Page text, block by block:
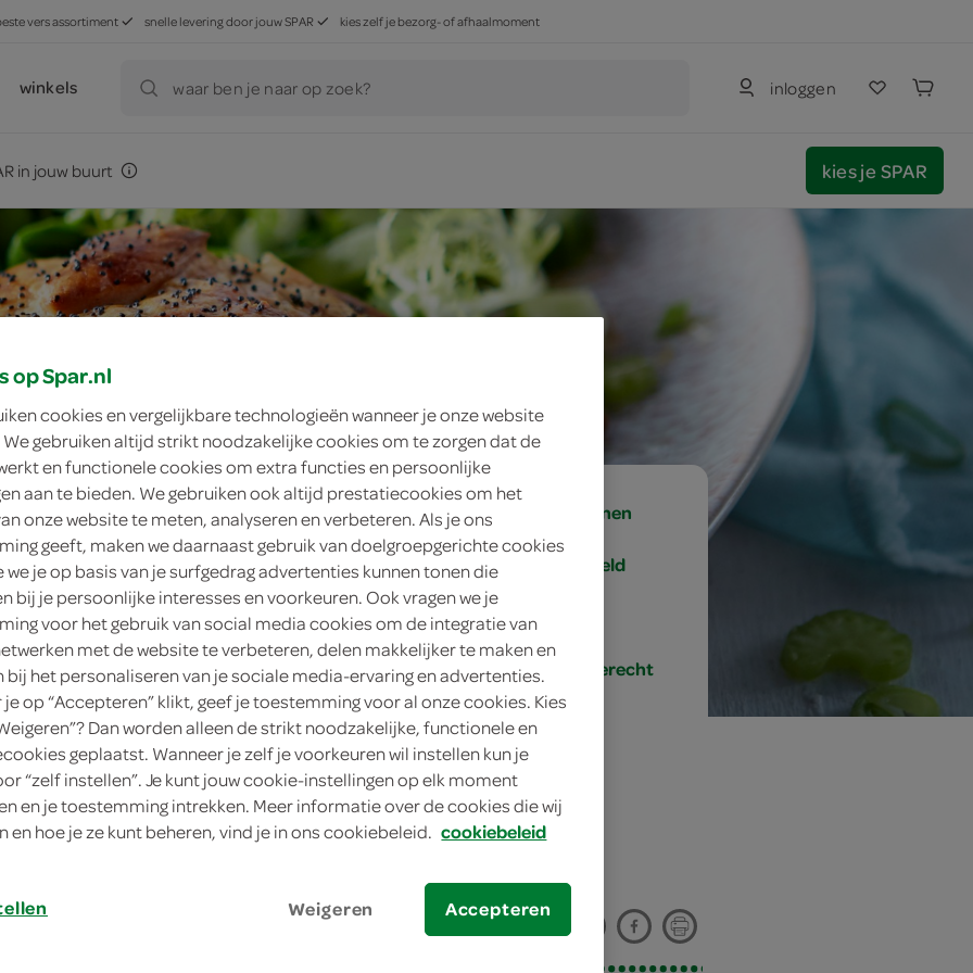
vers assortiment snelle levering door jouw SPAR kies zelf je bezorg- of afhaalmoment
winkels waar ben je naar op zoek? inloggen
in jouw buurt kies je SPAR
4 personen
gemiddeld
hoofdgerecht
met biefstuk
met biefstuk
op Spar.nl
cookies en vergelijkbare technologieën wanneer je onze website
gebruiken altijd strikt noodzakelijke cookies om te zorgen dat de
en functionele cookies om extra functies en persoonlijke
aan te bieden. We gebruiken ook altijd prestatiecookies om het
onze website te meten, analyseren en verbeteren. Als je ons
geeft, maken we daarnaast gebruik van doelgroepgerichte cookies
we je op basis van je surfgedrag advertenties kunnen tonen die
bij je persoonlijke interesses en voorkeuren. Ook vragen we je
voor het gebruik van social media cookies om de integratie van
met de website te verbeteren, delen makkelijker te maken en
bij het personaliseren van je sociale media-ervaring en advertenties.
je op “Accepteren” klikt, geef je toestemming voor al onze cookies. Kies
Dan worden alleen de strikt noodzakelijke, functionele en
geplaatst. Wanneer je zelf je voorkeuren wil instellen kun je
“zelf instellen”. Je kunt jouw cookie-instellingen op elk moment
en je toestemming intrekken. Meer informatie over de cookies die wij
en hoe je ze kunt beheren, vind je in ons cookiebeleid. cookiebeleid
Weigeren Accepteren